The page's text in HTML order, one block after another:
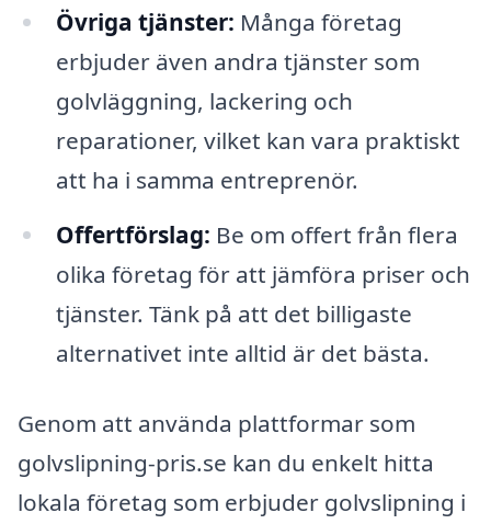
Övriga tjänster: Många företag
erbjuder även andra tjänster som
golvläggning, lackering och
reparationer, vilket kan vara praktiskt
att ha i samma entreprenör.
Offertförslag: Be om offert från flera
olika företag för att jämföra priser och
tjänster. Tänk på att det billigaste
alternativet inte alltid är det bästa.
Genom att använda plattformar som
golvslipning-pris.se kan du enkelt hitta
lokala företag som erbjuder golvslipning i